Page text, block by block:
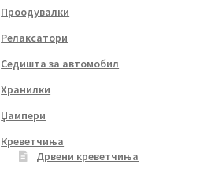
Проодувалки
Релаксатори
Седишта за автомобил
Хранилки
Џампери
Креветчиња
Дрвени креветчиња